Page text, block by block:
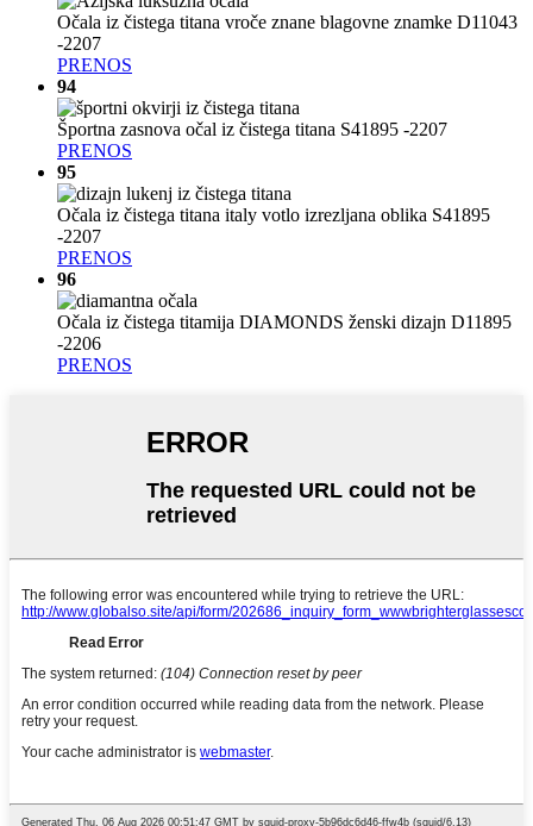
Očala iz čistega titana vroče znane blagovne znamke D11043
-2207
PRENOS
94
Športna zasnova očal iz čistega titana S41895 -2207
PRENOS
95
Očala iz čistega titana italy votlo izrezljana oblika S41895
-2207
PRENOS
96
Očala iz čistega titamija DIAMONDS ženski dizajn D11895
-2206
PRENOS